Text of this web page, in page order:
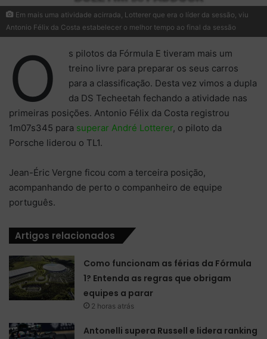
Em mais uma atividade acirrada, Lotterer que era o líder da sessão, viu
Antonio Félix da Costa estabelecer o melhor tempo ao final da sessão
O
s pilotos da Fórmula E tiveram mais um
treino livre para preparar os seus carros
para a classificação. Desta vez vimos a dupla
da DS Techeetah fechando a atividade nas
primeiras posições. Antonio Félix da Costa registrou
1m07s345 para superar André Lotterer, o piloto da
Porsche liderou o TL1.
Jean-Éric Vergne ficou com a terceira posição,
acompanhando de perto o companheiro de equipe
português.
Artigos relacionados
Como funcionam as férias da Fórmula
1? Entenda as regras que obrigam
equipes a parar
2 horas atrás
Antonelli supera Russell e lidera ranking